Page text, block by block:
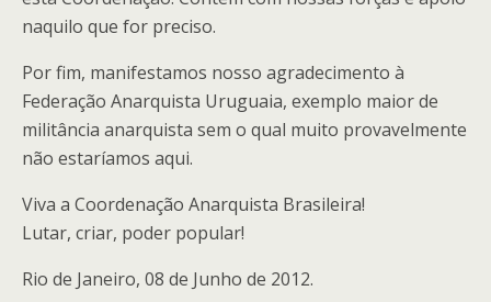
naquilo que for preciso.
Por fim, manifestamos nosso agradecimento à
Federação Anarquista Uruguaia, exemplo maior de
militância anarquista sem o qual muito provavelmente
não estaríamos aqui.
Viva a Coordenação Anarquista Brasileira!
Lutar, criar, poder popular!
Rio de Janeiro, 08 de Junho de 2012.